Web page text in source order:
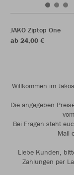
JAKO Ziptop One
ab 24,00 €
Willkommen im
Die angegeben
Bei Fragen steht
Mail
Liebe Kunden,
Zahlungen per